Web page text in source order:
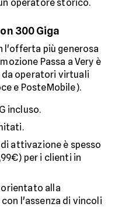
operatore storico.
300 Giga
l'offerta più generosa
Passa a Very è
operatori virtuali
e PosteMobile).
incluso.
attivazione è spesso
per i clienti in
alla
l'assenza di vincoli